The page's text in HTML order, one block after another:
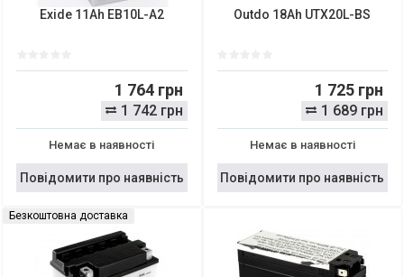
Exide 11Ah EB10L-A2
1 764 грн
1 742 грн
Немає в наявності
Повідомити про наявність
Outdo 18Ah UTX20L-BS
1 725 грн
1 689 грн
Немає в наявності
Повідомити про наявність
Безкоштовна доставка